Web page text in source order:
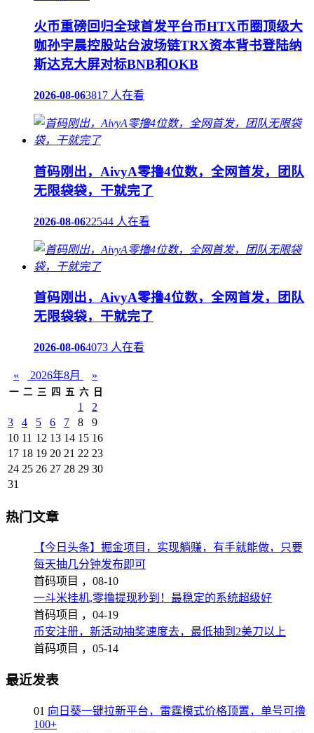
火币重磅回归全球首发平台币HTX币圈顶级大
咖孙宇晨控股站台波场链TRX资本背书登陆纳
斯达克大屏对标BNB和OKB
2026-08-063817 人在看
首码刚出，AivyA零撸4位数，全网首发，团队
无限袋袋，干就完了
2026-08-0622544 人在看
首码刚出，AivyA零撸4位数，全网首发，团队
无限袋袋，干就完了
2026-08-064073 人在看
« 2026年8月 »
一 二 三 四 五 六 日
1
2
3
4 5 6 7 8
9
10 11 12 13 14 15 16
17 18 19 20 21 22 23
24 25 26 27 28 29 30
31
热门文章
【今日头条】掘金项目，实现躺赚，有手就能做，只要
每天抽几分钟发布即可
首码项目 ， 08-10
一斗米挂机,零撸提现秒到！最稳定的系统超级好
首码项目 ， 04-19
币安注册，新活动抽奖速度去，最低抽到2美刀以上
首码项目 ， 05-14
最近发表
01 向日葵一键拉新平台，雷霆模式价格顶置，单号可撸
100+